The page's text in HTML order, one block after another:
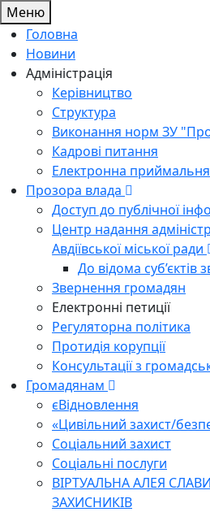
Меню
Головна
Новини
Адміністрація
Керівництво
Структура
Виконання норм ЗУ
Кадрові питання
Електронна приймальня
Прозора влада
Доступ до публічної
Центр надання
Авдіївської міської ради
До відома суб’єктів
Звернення громадян
Електронні петиції
Регуляторна політика
Протидія корупції
Консультації з
Громадянам
єВідновлення
«Цивільний захист/
Соціальний захист
Соціальні послуги
ВІРТУАЛЬНА АЛЕЯ
ЗАХИСНИКІВ